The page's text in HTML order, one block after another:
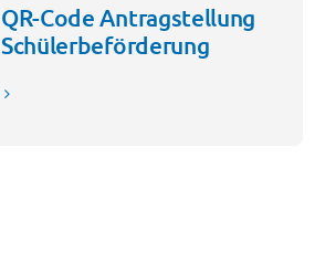
QR-Code Antragstellung
Schülerbeförderung